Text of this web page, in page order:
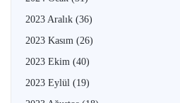
2023 Aralık (36)
2023 Kasım (26)
2023 Ekim (40)
2023 Eylül (19)